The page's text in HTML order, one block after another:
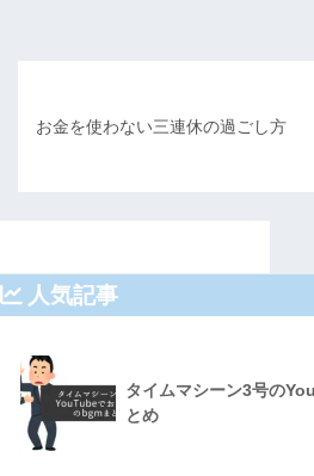
お金を使わない三連休の過ごし方
人気記事
タイムマシーン3号の
とめ